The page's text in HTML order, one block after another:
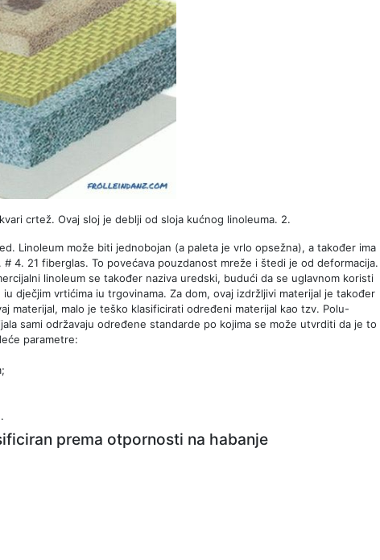
crtež. Ovaj sloj je deblji od sloja kućnog linoleuma. 2.
Linoleum može biti jednobojan (a paleta je vrlo opsežna), a također ima
4. 21 fiberglas. To povećava pouzdanost mreže i štedi je od deformacija.
linoleum se također naziva uredski, budući da se uglavnom koristi
dječjim vrtićima iu trgovinama. Za dom, ovaj izdržljivi materijal je također
materijal, malo je teško klasificirati određeni materijal kao tzv. Polu-
sami održavaju određene standarde po kojima se može utvrditi da je to
parametre:
prema otpornosti na habanje